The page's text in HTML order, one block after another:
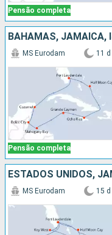
Pensão completa
Pensão completa
MS Eurodam 11 d
MS Eurodam 15 d